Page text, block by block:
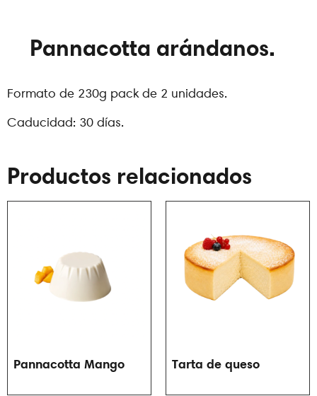
Pannacotta arándanos.
Formato de 230g pack de 2 unidades.
Caducidad: 30 días.
Productos relacionados
Pannacotta Mango Tarta de queso